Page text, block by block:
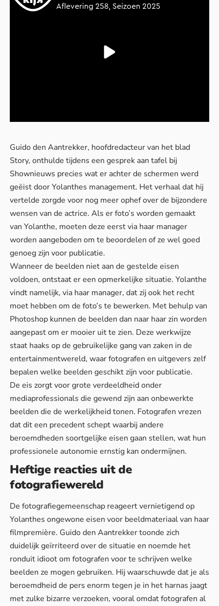
Guido den Aantrekker, hoofdredacteur van het blad
Story, onthulde tijdens een gesprek aan tafel bij
Shownieuws precies wat er achter de schermen werd
geëist door Yolanthes management. Het verhaal dat hij
vertelde zorgde voor nog meer ophef over de bijzondere
wensen van de actrice. Als er foto’s worden gemaakt
van Yolanthe, moeten deze eerst via haar manager
worden aangeboden om te beoordelen of ze wel goed
genoeg zijn voor publicatie.
Wanneer de beelden niet aan de gestelde eisen
voldoen, ontstaat er een opmerkelijke situatie. Yolanthe
vindt namelijk, via haar manager, dat zij ook het recht
moet hebben om de foto’s te bewerken. Met behulp van
Photoshop kunnen de beelden dan naar haar zin worden
aangepast om er mooier uit te zien. Deze werkwijze
staat haaks op de gebruikelijke gang van zaken in de
entertainmentwereld, waar fotografen en uitgevers zelf
bepalen welke beelden geschikt zijn voor publicatie.
De eis zorgt voor grote verdeeldheid onder
mediaprofessionals die gewend zijn aan onbewerkte
beelden die de werkelijkheid tonen. Fotografen vrezen
dat dit een precedent schept waarbij andere
beroemdheden soortgelijke eisen gaan stellen, wat hun
professionele autonomie ernstig kan ondermijnen.
Heftige reacties uit de
fotografiewereld
De fotografiegemeenschap reageert vernietigend op
Yolanthes ongewone eisen voor beeldmateriaal van haar
filmpremière. Guido den Aantrekker toonde zich
duidelijk geïrriteerd over de situatie en noemde het
ronduit idioot om fotografen voor te schrijven welke
beelden ze mogen gebruiken. Hij waarschuwde dat je als
beroemdheid de pers enorm tegen je in het harnas jaagt
met zulke bizarre verzoeken, vooral omdat fotografen al